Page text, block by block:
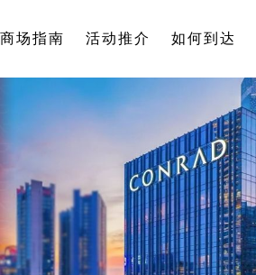
商场指南 活动推介 如何到达